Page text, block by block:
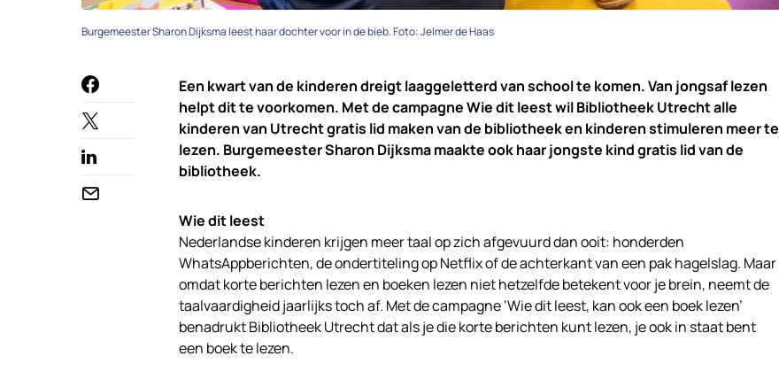
Burgemeester Sharon Dijksma leest haar dochter voor in de bieb. Foto: Jelmer de Haas
Een kwart van de kinderen dreigt laaggeletterd van school te komen. Van jongsaf lezen
helpt dit te voorkomen. Met de campagne Wie dit leest wil Bibliotheek Utrecht alle
kinderen van Utrecht gratis lid maken van de bibliotheek en kinderen stimuleren meer te
lezen. Burgemeester Sharon Dijksma maakte ook haar jongste kind gratis lid van de
bibliotheek.
Wie dit leest
Nederlandse kinderen krijgen meer taal op zich afgevuurd dan ooit: honderden
WhatsAppberichten, de ondertiteling op Netflix of de achterkant van een pak hagelslag. Maar
omdat korte berichten lezen en boeken lezen niet hetzelfde betekent voor je brein, neemt de
taalvaardigheid jaarlijks toch af. Met de campagne ‘Wie dit leest, kan ook een boek lezen’
benadrukt Bibliotheek Utrecht dat als je die korte berichten kunt lezen, je ook in staat bent
een boek te lezen.